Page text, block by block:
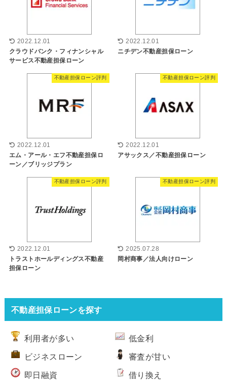
2022.12.01
クラウドバンク・フィナンシャル
サービス不動産担保ローン
2022.12.01
ニチデン不動産担保ローン
不動産担保ローン評判
2022.12.01
エム・アール・エフ不動産担保ロ
ーン／ブリッジプラン
不動産担保ローン評判
2022.12.01
アサックス／不動産担保ローン
不動産担保ローン評判
2022.12.01
トラストホールディングス不動産
担保ローン
不動産担保ローン評判
2025.07.28
岡村商事／法人向けローン
不動産担保ローンを探す
利用者が多い 低金利
ビジネスローン 審査が甘い
即日融資 借り換え